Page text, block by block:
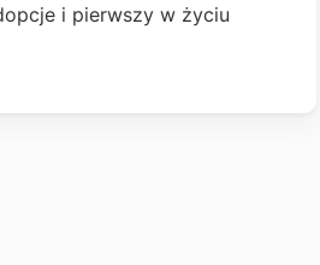
i pierwszy w życiu